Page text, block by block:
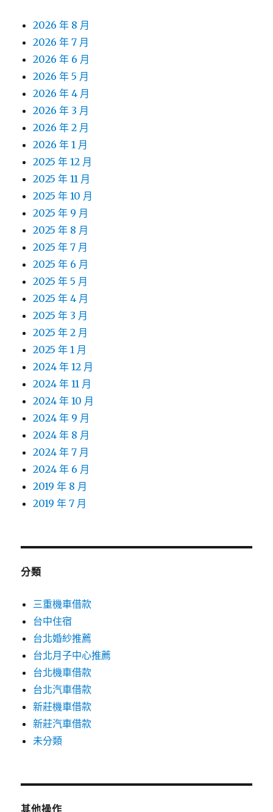
2026 年 8 月
2026 年 7 月
2026 年 6 月
2026 年 5 月
2026 年 4 月
2026 年 3 月
2026 年 2 月
2026 年 1 月
2025 年 12 月
2025 年 11 月
2025 年 10 月
2025 年 9 月
2025 年 8 月
2025 年 7 月
2025 年 6 月
2025 年 5 月
2025 年 4 月
2025 年 3 月
2025 年 2 月
2025 年 1 月
2024 年 12 月
2024 年 11 月
2024 年 10 月
2024 年 9 月
2024 年 8 月
2024 年 7 月
2024 年 6 月
2019 年 8 月
2019 年 7 月
分類
三重機車借款
台中住宿
台北婚紗推薦
台北月子中心推薦
台北機車借款
台北汽車借款
新莊機車借款
新莊汽車借款
未分類
其他操作